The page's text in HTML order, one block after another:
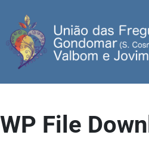
WP File